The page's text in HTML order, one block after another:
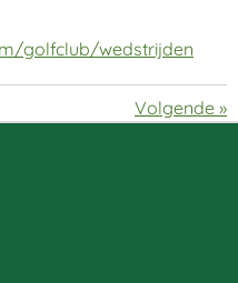
golfclub/wedstrijden
Volgende »